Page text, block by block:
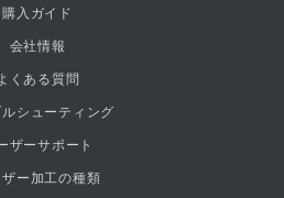
購入ガイド
会社情報
くある質問
ルシューティング
ザーサポート
ザー加工の種類